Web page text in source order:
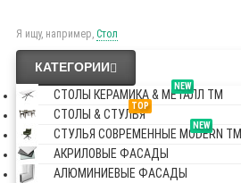
Я ищу, например, Стол
КАТЕГОРИИ
NEW
СТОЛЫ КЕРАМИКА & МЕТАЛЛ TM
TOP
СТОЛЫ & СТУЛЬЯ
NEW
СТУЛЬЯ СОВРЕМЕННЫЕ MODERN TM
АКРИЛОВЫЕ ФАСАДЫ
АЛЮМИНИЕВЫЕ ФАСАДЫ